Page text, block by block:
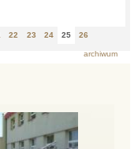
22 23 24 25 26
archiwum